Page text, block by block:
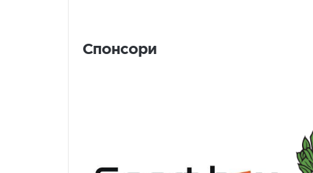
Спонсори